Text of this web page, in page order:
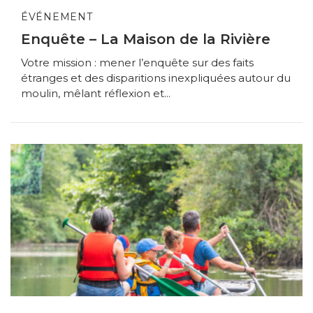
ÉVÉNEMENT
Enquête – La Maison de la Rivière
Votre mission : mener l’enquête sur des faits
étranges et des disparitions inexpliquées autour du
moulin, mêlant réflexion et...